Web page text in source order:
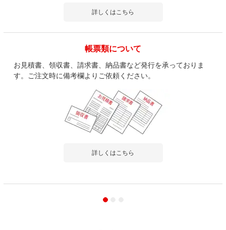
詳しくはこちら
帳票類について
お見積書、領収書、請求書、納品書など発行を承っておりま
す。ご注文時に備考欄よりご依頼ください。
詳しくはこちら